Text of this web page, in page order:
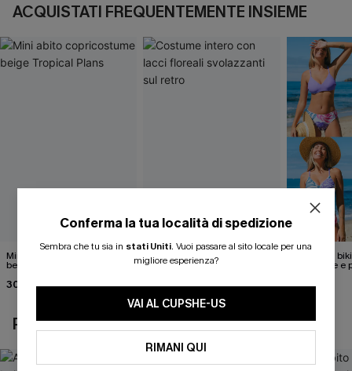
ACQUISTATI FREQUENTEMENTE INSIEME
Mini abito copricostume
beige Tropical Plans
30,00 €35,00 €
Costume intero con lacci
floreali svolazzanti sul retro
39,00 €
Set di top
reversibile
40,00 €
POTREBBE INTERESSARTI ANCHE
Conferma la tua località di spedizione
Sembra che tu sia in stati Uniti. Vuoi passare al sito locale per una
migliore esperienza?
VAI AL CUPSHE-US
RIMANI QUI